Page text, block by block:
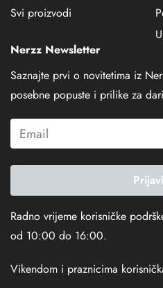
Svi proizvodi
Nerzz Newsletter
Saznajte prvi o novitetima iz
posebne popuste i prilike za
Radno vrijeme korisničke
od 10:00 do 16:00.
Vikendom i praznicima